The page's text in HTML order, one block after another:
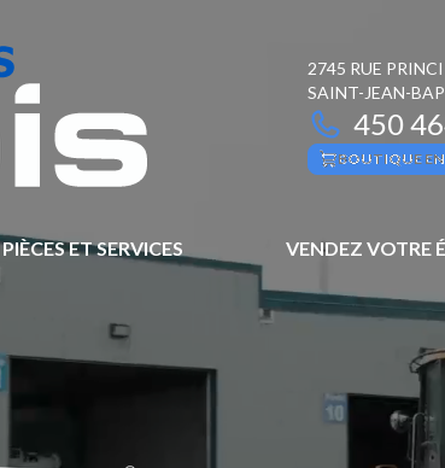
2745 RUE
SAINT-JEAN-
450
BOUTIQUE
PIÈCES ET SERVICES VENDEZ VOTRE